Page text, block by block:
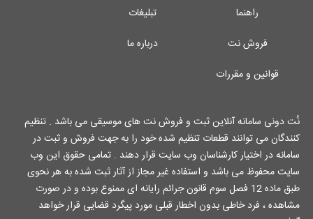
راهنما
تبلیغات
فروش نت
درباره ما
قوانین و مقررات
نُت دونی سامانه آنلاین ثبت و فروش نت های موسیقی می باشد . تنظیم
کنندگان می توانند قطعات تنظیم شده خود را به جهت فروش و ثبت در
سامانه در اختیار کارشناسان وب سایت قرار دهند . تمامی حقوق این وب
سایت محفوظ می باشد و استفاده غیر مجاز از آثار ثبت شده به هر نحوی
طبق ماده 12 فصل سوم قانون جرائم رایانه ای ممنوع بوده و در صورت
مشاهده ، فرد خاطی بدون اخطار قبلی مورد پیگرد قضایی قرار خواهد